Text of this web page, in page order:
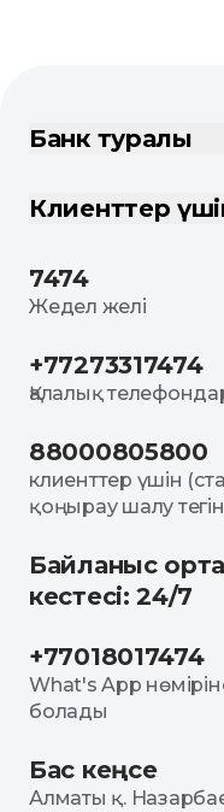
Банк туралы
Клиенттер
7474
Жедел желі
+77273317474
Қалалық
88000805800
клиенттер үшін
қоңырау шалу
Байланыс
кестесі: 24/7
+77018017474
What's App
болады
Бас кеңсе
Алматы қ.